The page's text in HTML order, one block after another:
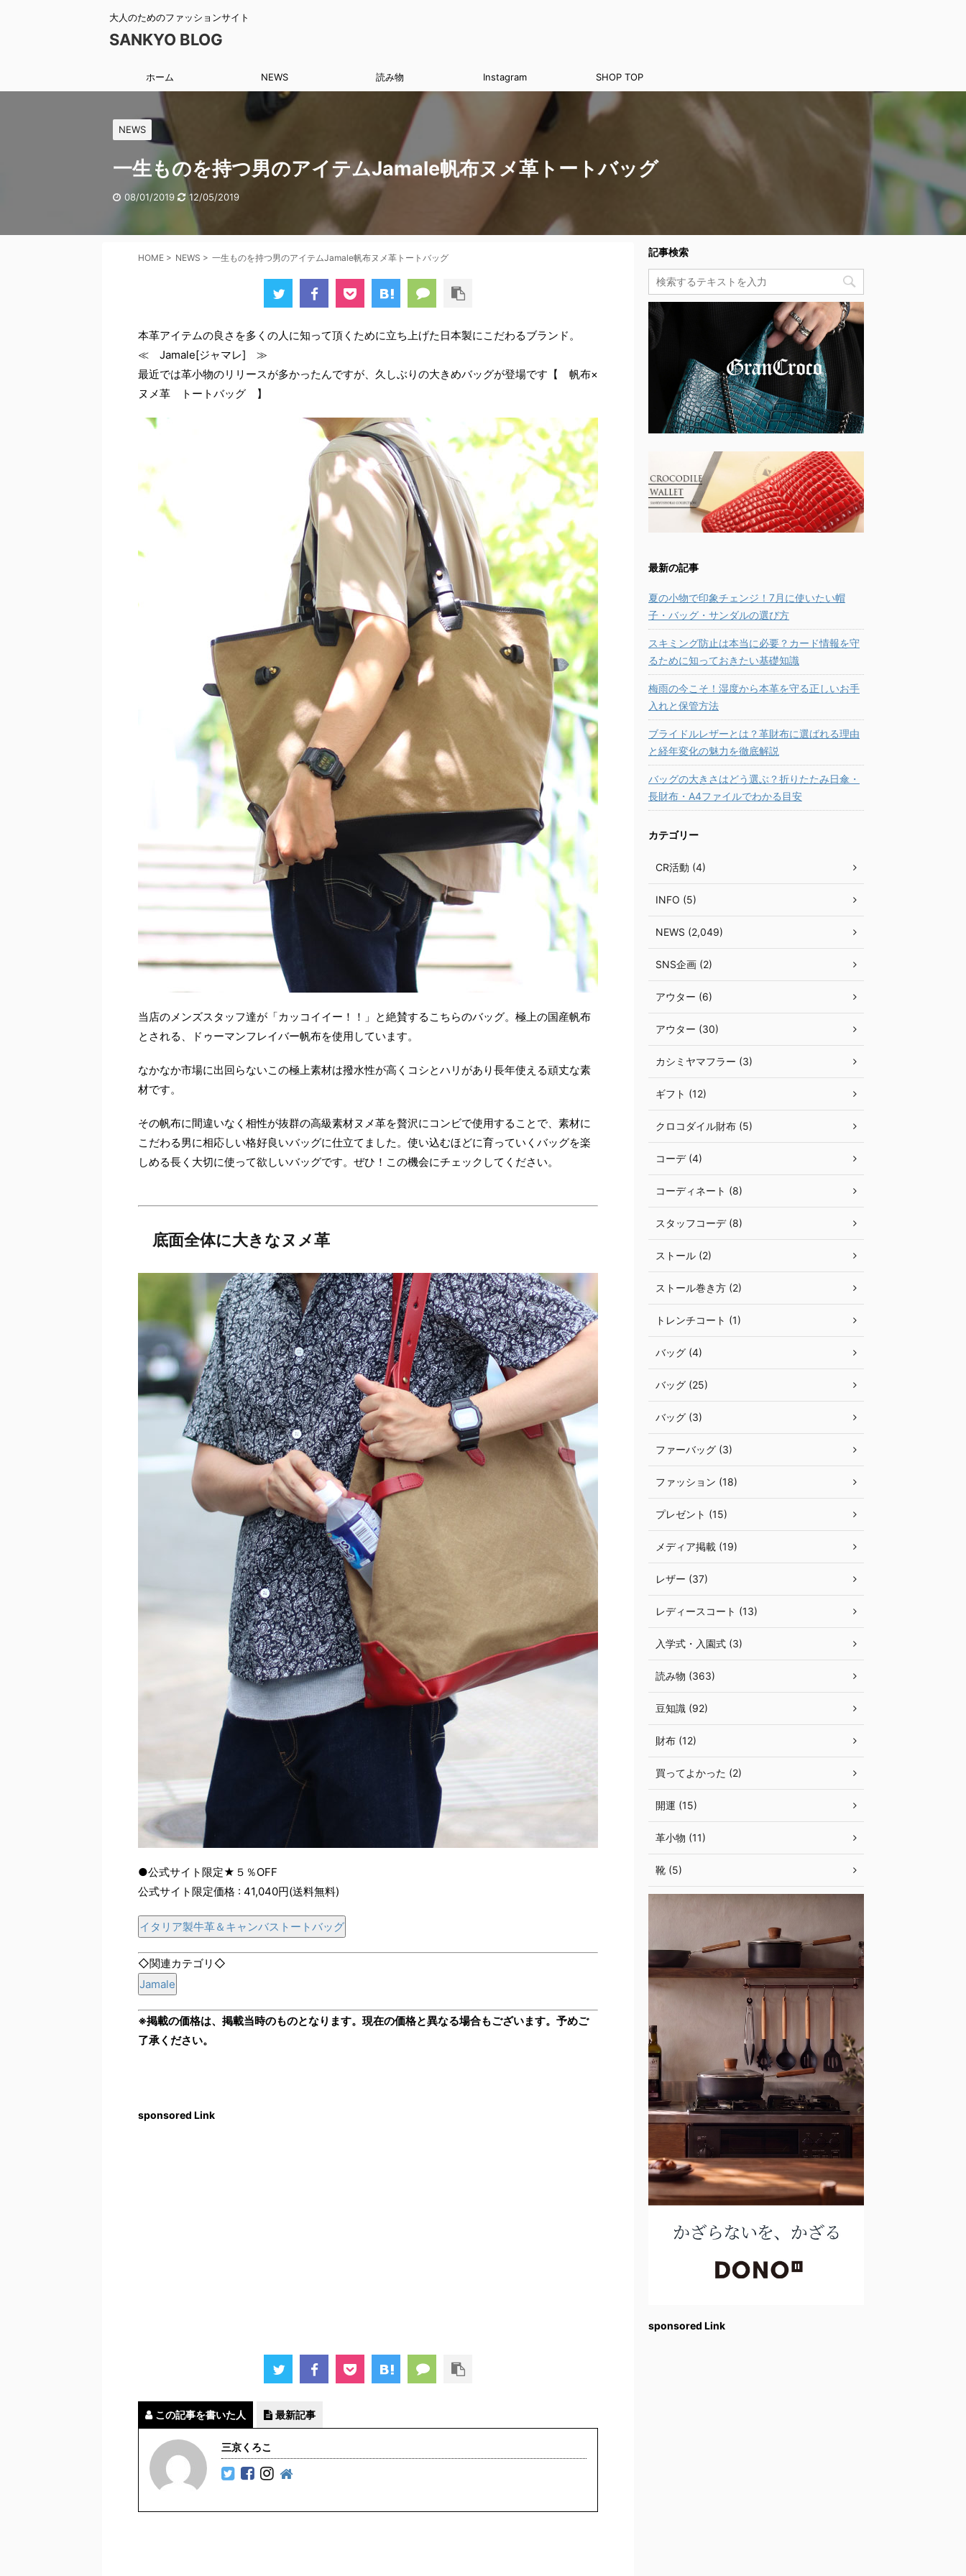
大人のためのファッションサイト
SANKYO BLOG
ホーム NEWS 読み物 Instagram SHOP TOP
NEWS
一生ものを持つ男のアイテムJamale帆布ヌメ革トートバッグ
08/01/2019 12/05/2019
HOME > NEWS > 一生ものを持つ男のアイテムJamale帆布ヌメ革トートバッグ
本革アイテムの良さを多くの人に知って頂くために立ち上げた日本製にこだわるブランド。
≪ Jamale[ジャマレ] ≫
最近では革小物のリリースが多かったんですが、久しぶりの大きめバッグが登場です【 帆布×
ヌメ革 トートバッグ 】
当店のメンズスタッフ達が「カッコイイー！！」と絶賛するこちらのバッグ。極上の国産帆布
とされる、ドゥーマンフレイバー帆布を使用しています。
なかなか市場に出回らないこの極上素材は撥水性が高くコシとハリがあり長年使える頑丈な素
材です。
その帆布に間違いなく相性が抜群の高級素材ヌメ革を贅沢にコンビで使用することで、素材に
こだわる男に相応しい格好良いバッグに仕立てました。使い込むほどに育っていくバッグを楽
しめる長く大切に使って欲しいバッグです。ぜひ！この機会にチェックしてください。
底面全体に大きなヌメ革
●公式サイト限定★５％OFF
公式サイト限定価格 : 41,040円(送料無料)
イタリア製牛革＆キャンバストートバッグ
◇関連カテゴリ◇
Jamale
※掲載の価格は、掲載当時のものとなります。現在の価格と異なる場合もございます。予めご
了承ください。
sponsored Link
この記事を書いた人 最新記事
三京くろこ
記事検索
最新の記事
夏の小物で印象チェンジ！7月に使いたい帽
子・バッグ・サンダルの選び方
スキミング防止は本当に必要？カード情報を守
るために知っておきたい基礎知識
梅雨の今こそ！湿度から本革を守る正しいお手
入れと保管方法
ブライドルレザーとは？革財布に選ばれる理由
と経年変化の魅力を徹底解説
バッグの大きさはどう選ぶ？折りたたみ日傘・
長財布・A4ファイルでわかる目安
カテゴリー
CR活動 (4)
INFO (5)
NEWS (2,049)
SNS企画 (2)
アウター (6)
アウター (30)
カシミヤマフラー (3)
ギフト (12)
クロコダイル財布 (5)
コーデ (4)
コーディネート (8)
スタッフコーデ (8)
ストール (2)
ストール巻き方 (2)
トレンチコート (1)
バッグ (4)
バッグ (25)
バッグ (3)
ファーバッグ (3)
ファッション (18)
プレゼント (15)
メディア掲載 (19)
レザー (37)
レディースコート (13)
入学式・入園式 (3)
読み物 (363)
豆知識 (92)
財布 (12)
買ってよかった (2)
開運 (15)
革小物 (11)
靴 (5)
sponsored Link